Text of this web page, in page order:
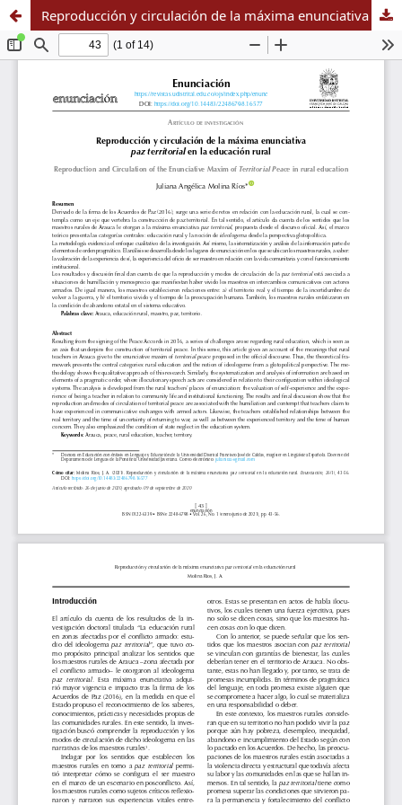
Reproducción y circulación de la máxima enunciativa <i>paz territorial</i> en la educación rural